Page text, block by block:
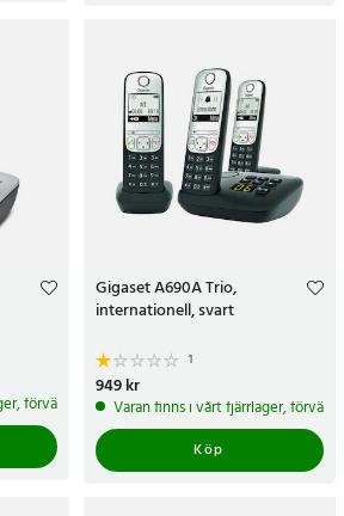
förväntas skickas inom 5-7 arbetsdagar
Gigaset A690A Trio,
internationell, svart
1
Pris:949 kr
949 kr
Varan finns i vårt fjärrlager,
Köp